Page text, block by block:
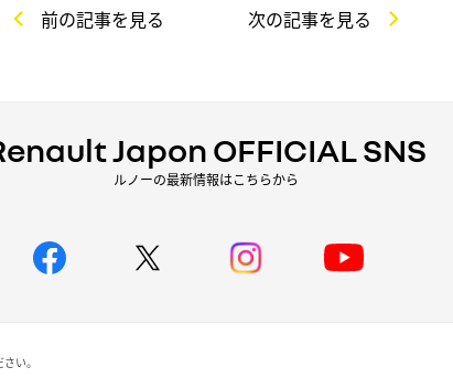
前の記事を見る 次の記事を見る
Japon OFFICIAL SNS
ルノーの最新情報はこちらから
い。